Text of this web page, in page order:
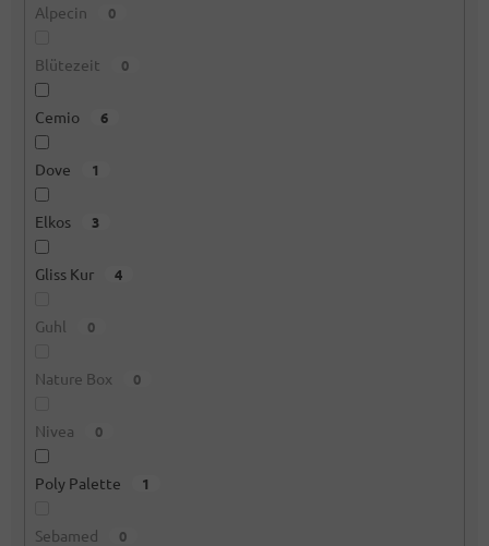
Alpecin 0
Blütezeit 0
Cemio 6
Dove 1
Elkos 3
Gliss Kur 4
Guhl 0
Nature Box 0
Nivea 0
Poly Palette 1
Sebamed 0